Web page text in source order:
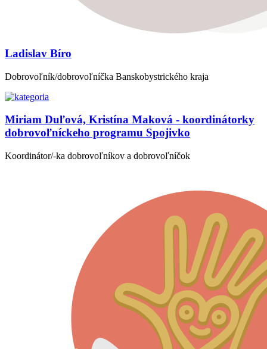
Ladislav Bíro
Dobrovoľník/dobrovoľníčka Banskobystrického kraja
Miriam Duľová, Kristína Maková - koordinátorky
dobrovoľníckeho programu Spojivko
Koordinátor/-ka dobrovoľníkov a dobrovoľníčok